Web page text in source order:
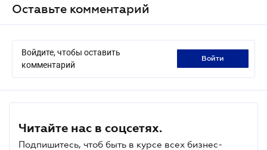
Оставьте комментарий
Войдите, чтобы оставить
комментарий
войти
Читайте нас в соцсетях.
Подпишитесь, чтоб быть в курсе всех бизнес-